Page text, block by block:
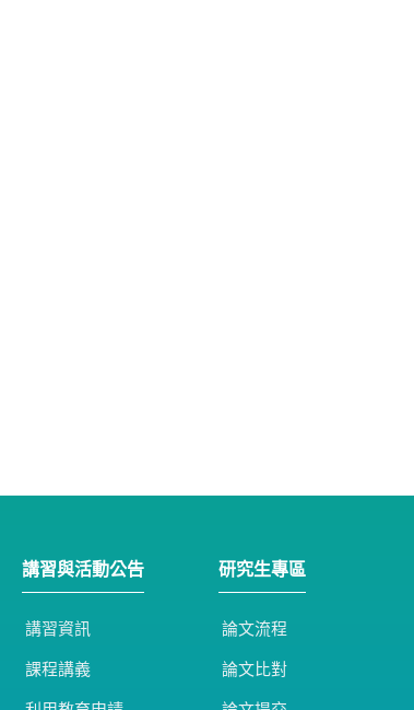
講習與活動公告
講習資訊
課程講義
研究生專區
論文流程
論文比對